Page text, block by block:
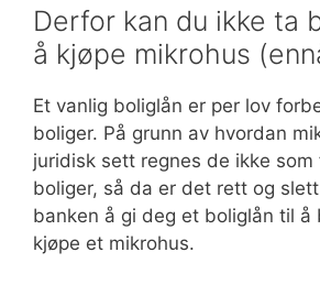
Derfor kan du ikke ta
å kjøpe mikrohus
Et vanlig boliglån er per lov
boliger. På grunn av hvordan
juridisk sett regnes de ikke som
boliger, så da er det rett og
banken å gi deg et boliglån til å
kjøpe et mikrohus.